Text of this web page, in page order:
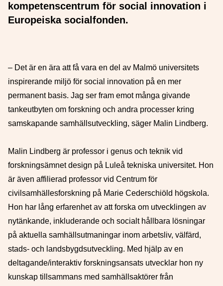
kompetenscentrum för social innovation i
Europeiska socialfonden.
– Det är en ära att få vara en del av Malmö universitets
inspirerande miljö för social innovation på en mer
permanent basis. Jag ser fram emot många givande
tankeutbyten om forskning och andra processer kring
samskapande samhällsutveckling, säger Malin Lindberg.
Malin Lindberg är professor i genus och teknik vid
forskningsämnet design på Luleå tekniska universitet. Hon
är även affilierad professor vid Centrum för
civilsamhällesforskning på Marie Cederschiöld högskola.
Hon har lång erfarenhet av att forska om utvecklingen av
nytänkande, inkluderande och socialt hållbara lösningar
på aktuella samhällsutmaningar inom arbetsliv, välfärd,
stads- och landsbygdsutveckling. Med hjälp av en
deltagande/interaktiv forskningsansats utvecklar hon ny
kunskap tillsammans med samhällsaktörer från